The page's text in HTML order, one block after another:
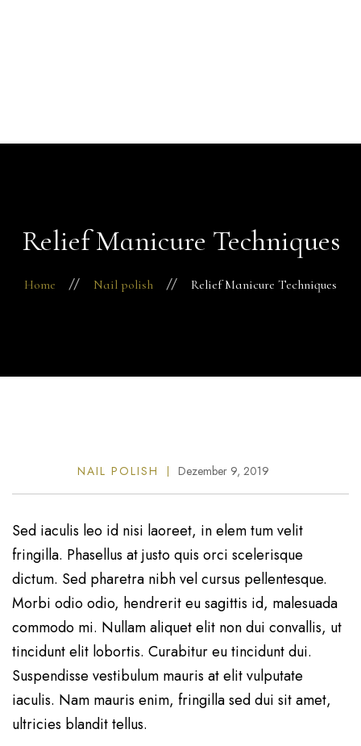
Relief Manicure Techniques
Home Nail polish Relief Manicure Techniques
NAIL POLISH Dezember 9, 2019
Sed iaculis leo id nisi laoreet, in elem tum velit
fringilla. Phasellus at justo quis orci scelerisque
dictum. Sed pharetra nibh vel cursus pellentesque.
Morbi odio odio, hendrerit eu sagittis id, malesuada
commodo mi. Nullam aliquet elit non dui convallis, ut
tincidunt elit lobortis. Curabitur eu tincidunt dui.
Suspendisse vestibulum mauris at elit vulputate
iaculis. Nam mauris enim, fringilla sed dui sit amet,
ultricies blandit tellus.